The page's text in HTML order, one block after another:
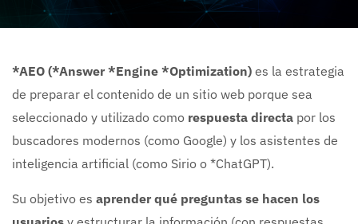
*AEO (*Answer *Engine *Optimization) es la estrategia
de preparar el contenido de un sitio web porque sea
seleccionado y utilizado como respuesta directa por los
buscadores modernos (como Google) y los asistentes de
inteligencia artificial (como Sirio o *ChatGPT).
Su objetivo es aprender qué preguntas se hacen los